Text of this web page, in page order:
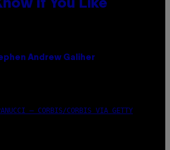
if You Like
Andrew Galiher
– CORBIS/CORBIS VIA GETTY